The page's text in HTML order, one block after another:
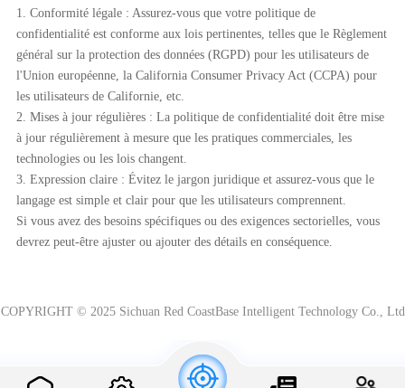
1. Conformité légale : Assurez-vous que votre politique de
confidentialité est conforme aux lois pertinentes, telles que le Règlement
général sur la protection des données (RGPD) pour les utilisateurs de
l'Union européenne, la California Consumer Privacy Act (CCPA) pour
les utilisateurs de Californie, etc.
2. Mises à jour régulières : La politique de confidentialité doit être mise
à jour régulièrement à mesure que les pratiques commerciales, les
technologies ou les lois changent.
3. Expression claire : Évitez le jargon juridique et assurez-vous que le
langage est simple et clair pour que les utilisateurs comprennent.
Si vous avez des besoins spécifiques ou des exigences sectorielles, vous
devrez peut-être ajuster ou ajouter des détails en conséquence.
COPYRIGHT © 2025 Sichuan Red CoastBase Intelligent Technology Co., Ltd